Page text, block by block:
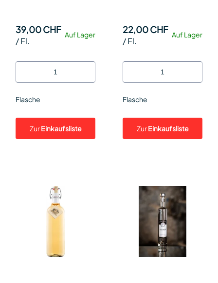
Auf Lager
39,00 CHF
/Fl.
Flasche
ZurEinkaufsliste
Auf Lager
22,00 CHF
/Fl.
Flasche
ZurEinkaufsliste